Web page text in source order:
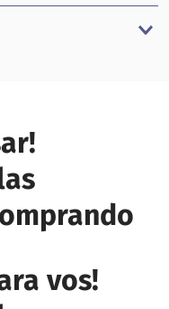
vos!